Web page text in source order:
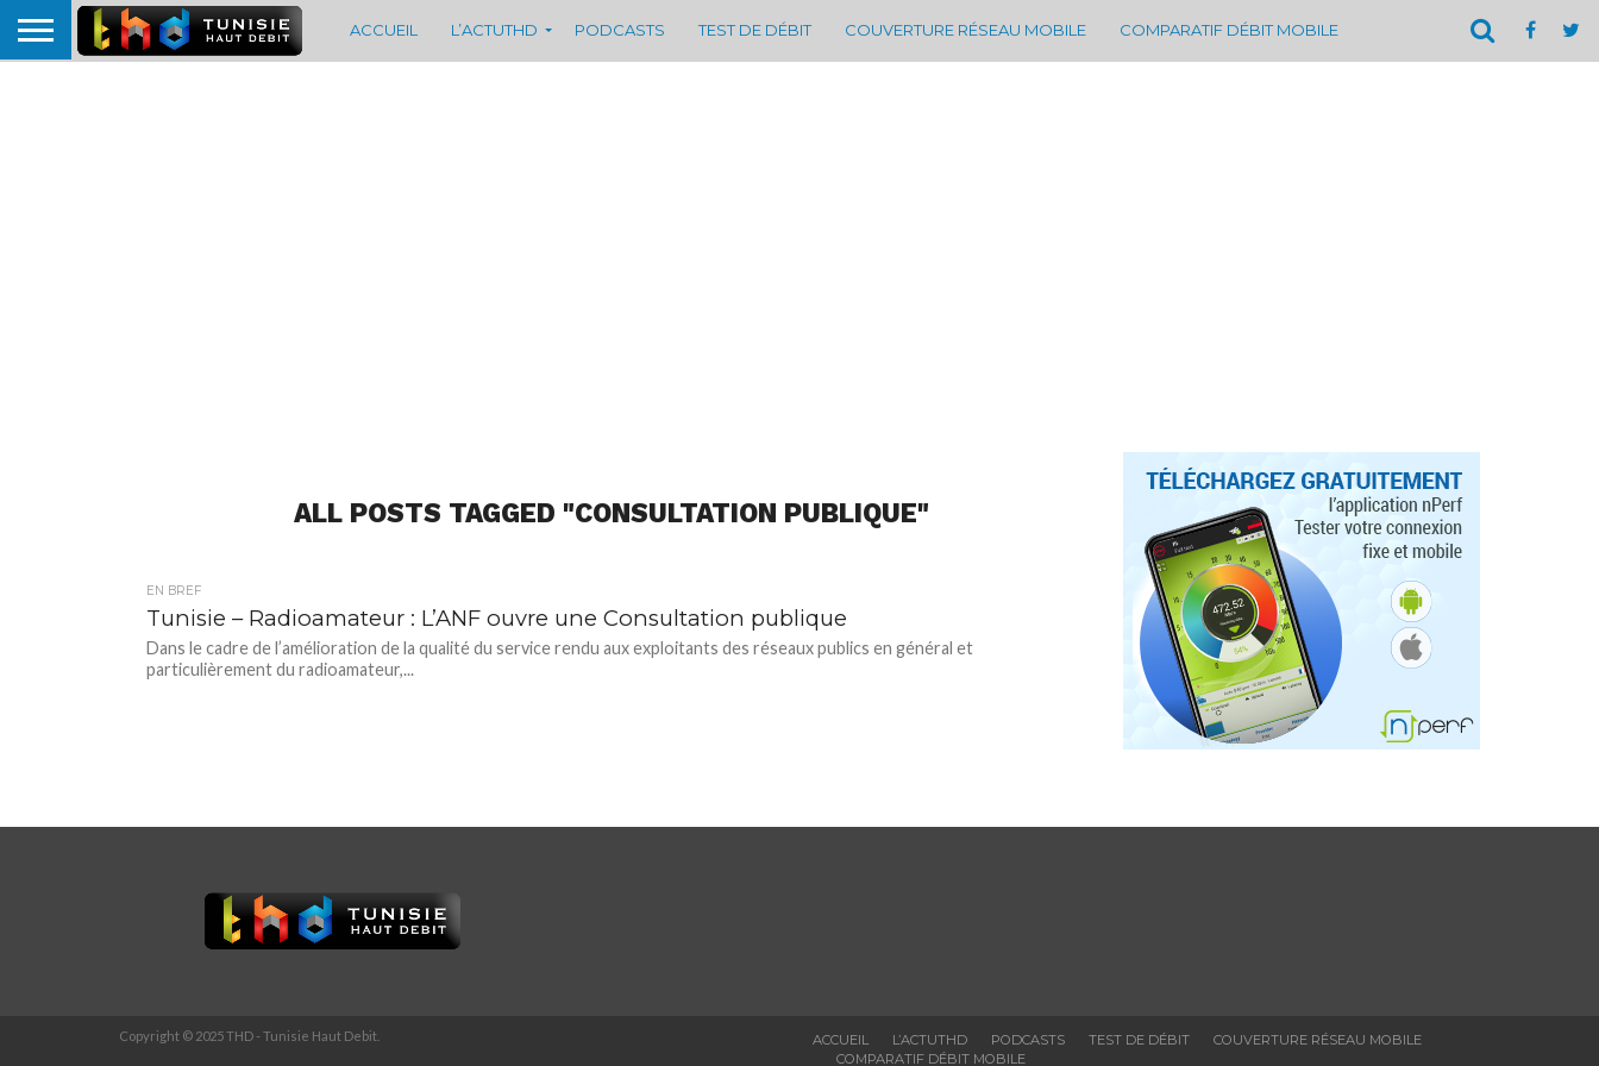
ACCUEIL L’ACTUTHD PODCASTS TEST DE DÉBIT COUVERTURE RÉSEAU MOBILE COMPARATIF DÉBIT MOBILE
ALL POSTS TAGGED "CONSULTATION PUBLIQUE"
EN BREF
Tunisie – Radioamateur : L’ANF ouvre une Consultation publique
Dans le cadre de l’amélioration de la qualité du service rendu aux exploitants des réseaux publics en général et
particulièrement du radioamateur,...
ACCUEIL L’ACTUTHD PODCASTS TEST DE DÉBIT
COUVERTURE RÉSEAU MOBILE
COMPARATIF DÉBIT MOBILE
Copyright © 2025 THD - Tunisie Haut Debit.